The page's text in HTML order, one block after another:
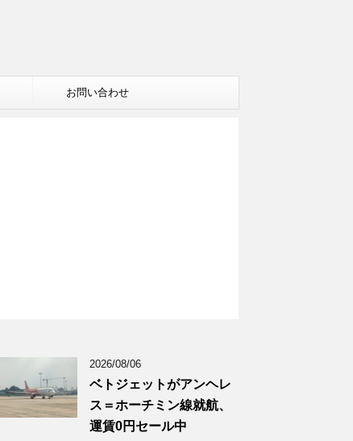
お問い合わせ
2026/08/06
ベトジェットがアンヘレ
ス＝ホーチミン線就航、
運賃0円セール中